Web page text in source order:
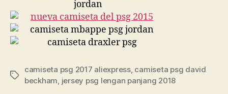
Etiquetas
camiseta psg 2017 aliexpress, camiseta psg david
beckham, jersey psg lengan panjang 2018